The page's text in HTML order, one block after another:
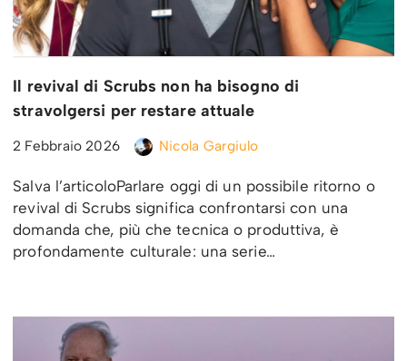
Il revival di Scrubs non ha bisogno di
stravolgersi per restare attuale
2 Febbraio 2026 Nicola Gargiulo
Salva l’articoloParlare oggi di un possibile ritorno o
revival di Scrubs significa confrontarsi con una
domanda che, più che tecnica o produttiva, è
profondamente culturale: una serie…